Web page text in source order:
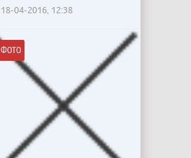
18-04-2016, 12:38
ФОТО